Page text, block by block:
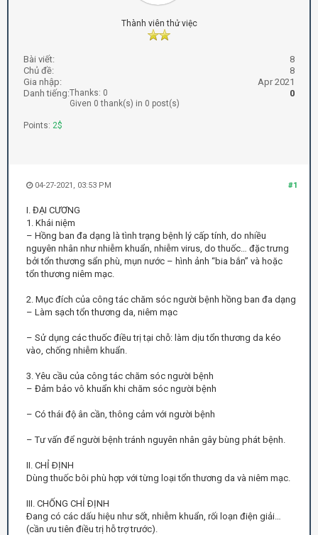
Thành viên thử việc
Bài viết:
8
Chủ đề:
8
Gia nhập:
Apr 2021
Danh tiếng:
0
Thanks: 0
Given 0 thank(s) in 0 post(s)
Points: 2$
#1
04-27-2021, 03:53 PM
I. ĐẠI CƯƠNG
1. Khái niệm
– Hồng ban đa dạng là tình trạng bệnh lý cấp tính, do nhiều
nguyên nhân như nhiễm khuẩn, nhiễm virus, do thuốc… đặc trưng
bởi tổn thương sẩn phù, mụn nước – hình ảnh “bia bắn” và hoặc
tổn thương niêm mạc.
2. Mục đích của công tác chăm sóc người bệnh hồng ban đa dạng
– Làm sạch tổn thương da, niêm mạc
– Sử dụng các thuốc điều trị tại chỗ: làm dịu tổn thương da kéo
vào, chống nhiễm khuẩn.
3. Yêu cầu của công tác chăm sóc người bệnh
– Đảm bảo vô khuẩn khi chăm sóc người bệnh
– Có thái độ ân cần, thông cảm với người bệnh
– Tư vấn để người bệnh tránh nguyên nhân gây bùng phát bệnh.
II. CHỈ ÐỊNH
Dùng thuốc bôi phù hợp với từng loại tổn thương da và niêm mạc.
III. CHỐNG CHỈ ÐỊNH
Ðang có các dấu hiệu như sốt, nhiễm khuẩn, rối loạn điện giải…
(cần ưu tiên điều trị hỗ trợ trước).